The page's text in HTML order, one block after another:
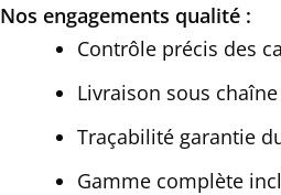
Nos engagements qualité :
Contrôle précis des
Livraison sous
Traçabilité garantie
Gamme complète